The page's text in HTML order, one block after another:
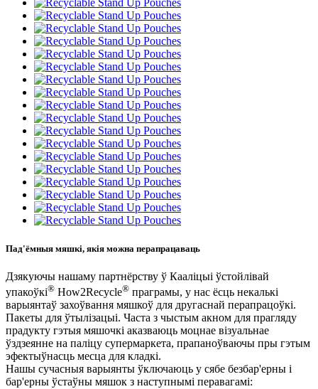
Пад'ёмныя мяшкі, якія можна перапрацаваць
Дзякуючы нашаму партнёрству ў Кааліцыі ўстойлівай
упакоўкі® How2Recycle® праграмы, у нас ёсць некалькі
варыянтаў захоўвання мяшкоў для другаснай перапрацоўкі.
Пакеты для ўтылізацыі. Часта з чыстым акном для прагляду
прадукту гэтыя мяшочкі аказваюць моцнае візуальнае
ўздзеянне на паліцу супермаркета, прапаноўваючы пры гэтым
эфектыўнасць месца для кладкі.
Нашы сучасныя варыянты ўключаюць у сябе безбар'ерны і
бар'ерны ўстаўны мяшок з наступнымі перавагамі: